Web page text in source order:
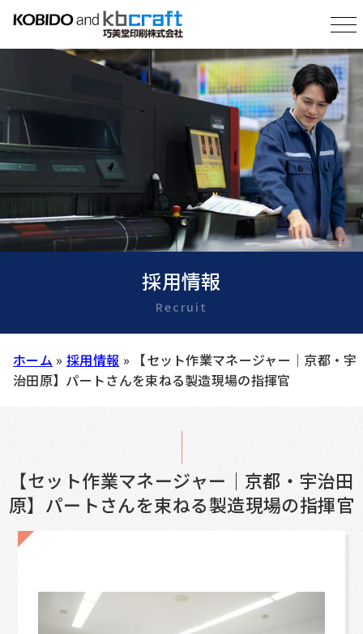
採用情報
Recruit
ホーム » 採用情報 »
【セット作業マネージャー｜京都・宇
治田原】パートさんを束ねる製造現場の指揮官
【セット作業マネージャー｜京都・宇治田
原】パートさんを束ねる製造現場の指揮官